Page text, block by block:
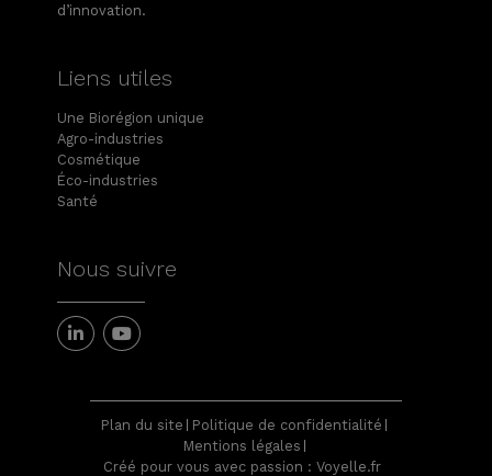
d’innovation.
Liens utiles
Une Biorégion unique
Agro-industries
Cosmétique
Éco-industries
Santé
Nous suivre
Plan du site
Politique de confidentialité
Mentions légales
Créé pour vous avec passion : Voyelle.fr